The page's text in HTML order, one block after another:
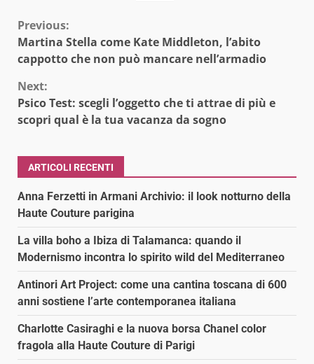
Continue
Reading
Previous:
Martina Stella come Kate Middleton, l’abito
cappotto che non può mancare nell’armadio
Next:
Psico Test: scegli l’oggetto che ti attrae di più e
scopri qual è la tua vacanza da sogno
ARTICOLI RECENTI
Anna Ferzetti in Armani Archivio: il look notturno della
Haute Couture parigina
La villa boho a Ibiza di Talamanca: quando il
Modernismo incontra lo spirito wild del Mediterraneo
Antinori Art Project: come una cantina toscana di 600
anni sostiene l’arte contemporanea italiana
Charlotte Casiraghi e la nuova borsa Chanel color
fragola alla Haute Couture di Parigi